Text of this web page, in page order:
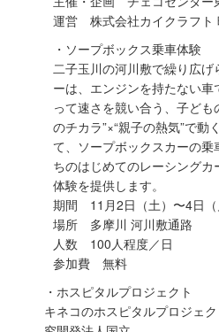
運営 株式会社カイクラフト
・ソープボックス乗⾞体験
⼆⼦⽟川の河川敷で繰り広
ーは、エンジンを持たない
って速さを競い合う、⼦ど
のチカラ”×“親⼦の熱気”で動
て、ソープボックスカーの
ちのはじめてのレーシングカ
体験を提供します。
期間 11⽉2⽇（⼟）〜4⽇（
場所 多摩川 河川敷通路
⼈数 100⼈程度／⽇
参加費 無料
・ホスピタルプロジェクト
キネコのホスピタルプロジェ